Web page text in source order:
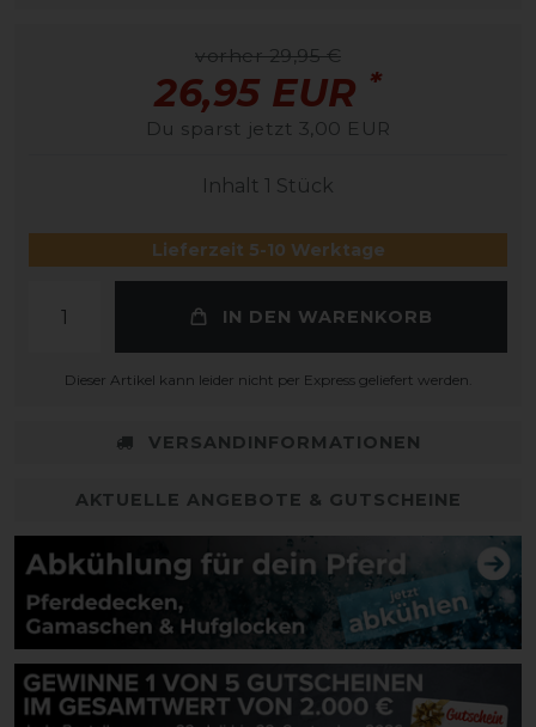
vorher 29,95 €
26,95 EUR *
Du sparst jetzt 3,00 EUR
Inhalt 1 Stück
Lieferzeit 5-10 Werktage
IN DEN WARENKORB
Dieser Artikel kann leider nicht per Express geliefert werden.
VERSANDINFORMATIONEN
AKTUELLE ANGEBOTE & GUTSCHEINE